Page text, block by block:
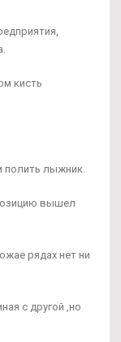
кисть
полить лыжник.
вышел
рядах нет ни
с другой ,но